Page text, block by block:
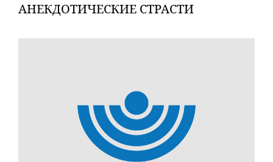
АНЕКДОТИЧЕСКИЕ СТРАСТИ